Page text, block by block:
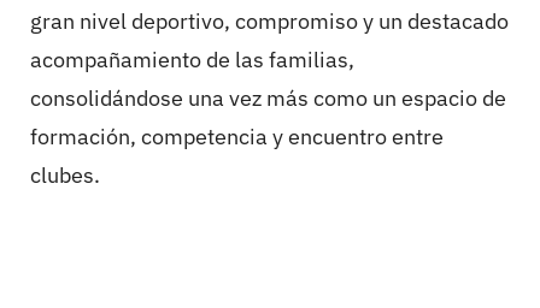
gran nivel deportivo, compromiso y un destacado
acompañamiento de las familias,
consolidándose una vez más como un espacio de
formación, competencia y encuentro entre
clubes.